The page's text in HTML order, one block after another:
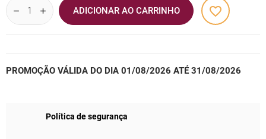
ADICIONAR AO CARRINHO favorite_border
PROMOÇÃO VÁLIDA DO DIA 01/08/2026 ATÉ 31/08/2026
Política de segurança